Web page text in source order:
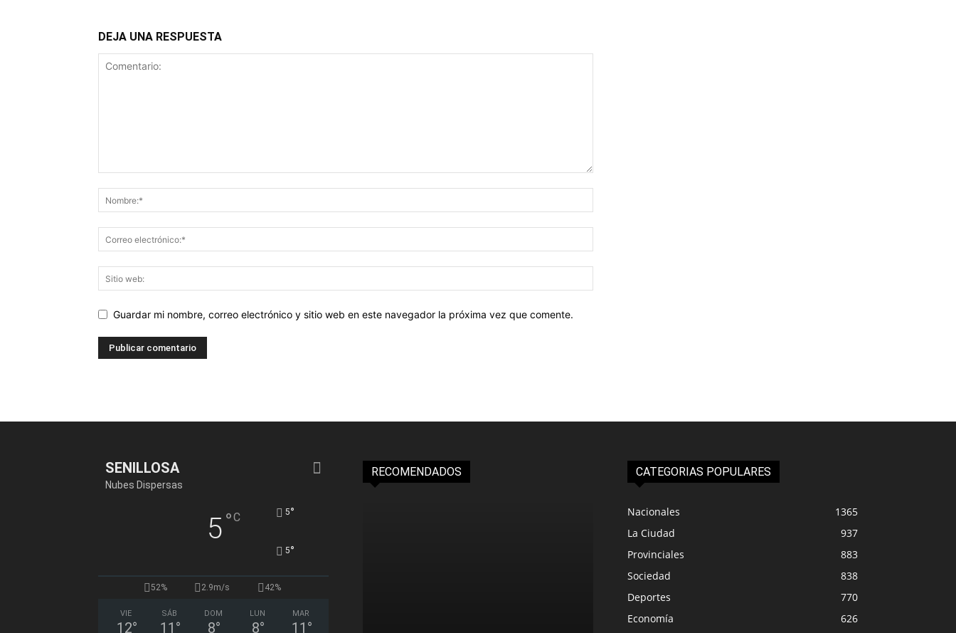
DEJA UNA RESPUESTA
Guardar mi nombre, correo electrónico y sitio web en este navegador la próxima vez que comente.
SENILLOSA
Nubes Dispersas
5°C 5°
5°
52% 2.9m/s 42%
VIE
12°
SÁB
11 °
DOM
8°
LUN
8°
MAR
11 °
RECOMENDADOS CATEGORIAS POPULARES
Nacionales
1365
La Ciudad
937
Provinciales
883
Sociedad
838
Deportes
770
Economía
626